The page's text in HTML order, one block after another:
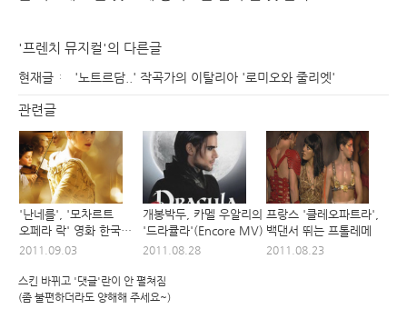
'프렌치 뮤지컬'의 다른글
현재글 '노트르담..' 작곡가의 이탈리아 '로미오와 줄리엣'
관련글
'난네를', '모차르트
오페라 락' 영화 한국
개봉
2011.09.03
개봉박두, 카멜 우알리의
'드라큘라'(Encore MV)
2011.08.28
프랑스 '클레오파트라',
백댄서 뛰는 프톨레메
2011.08.23
스킨 바뀌고 '댓글'란이 안 펼쳐짐
(좀 불편하더라도 양해해 주세요~)